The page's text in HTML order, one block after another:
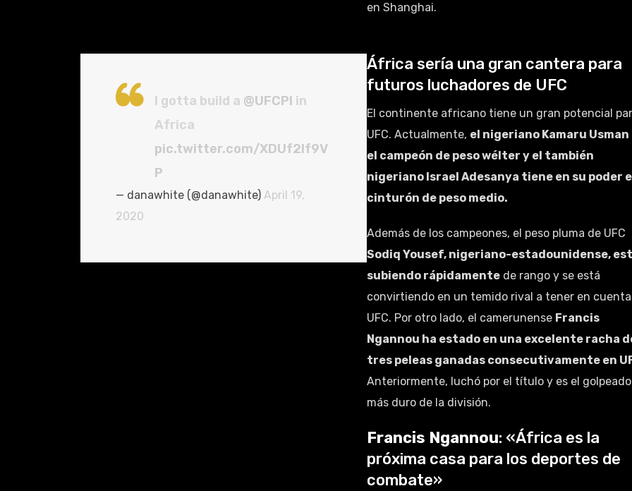
en Shanghai.
I gotta build a @UFCPI in
Africa
pic.twitter.com/XDUf2lf9V
P
— danawhite (@danawhite) April 19,
2020
África sería una gran cantera para
futuros luchadores de UFC
El continente africano tiene un gran potencial
UFC. Actualmente, el nigeriano Kamaru Usman
el campeón de peso wélter y el también
nigeriano Israel Adesanya tiene en su poder
cinturón de peso medio.
Además de los campeones, el peso pluma de UFC
Sodiq Yousef, nigeriano-estadounidense,
subiendo rápidamentede rango y se está
convirtiendo en un temido rival a tener en
UFC. Por otro lado, el camerunense Francis
Ngannou ha estado en una excelente racha
tres peleas ganadas consecutivamente en
Anteriormente, luchó por el título y es el
más duro de la división.
Francis Ngannou: «África es la
próxima casa para los deportes de
combate»